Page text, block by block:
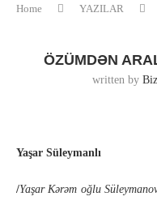
Home YAZILAR
ÖZÜMDƏN
written by
Yaşar Süleymanlı
/Yaşar Kərəm oğlu